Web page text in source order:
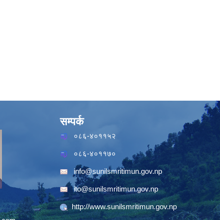
सम्पर्क
०८६-४०११५२
०८६-४०११७०
info@sunilsmritimun.gov.np
ito@sunilsmritimun.gov.np
http://www.sunilsmritimun.gov.np